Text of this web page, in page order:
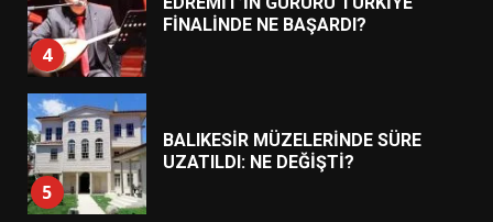
4
FİNALİNDE NE BAŞARDI?
5
BALIKESİR MÜZELERİNDE SÜRE
UZATILDI: NE DEĞİŞTİ?